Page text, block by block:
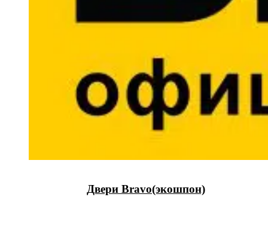
Двери Bravo(экошпон)